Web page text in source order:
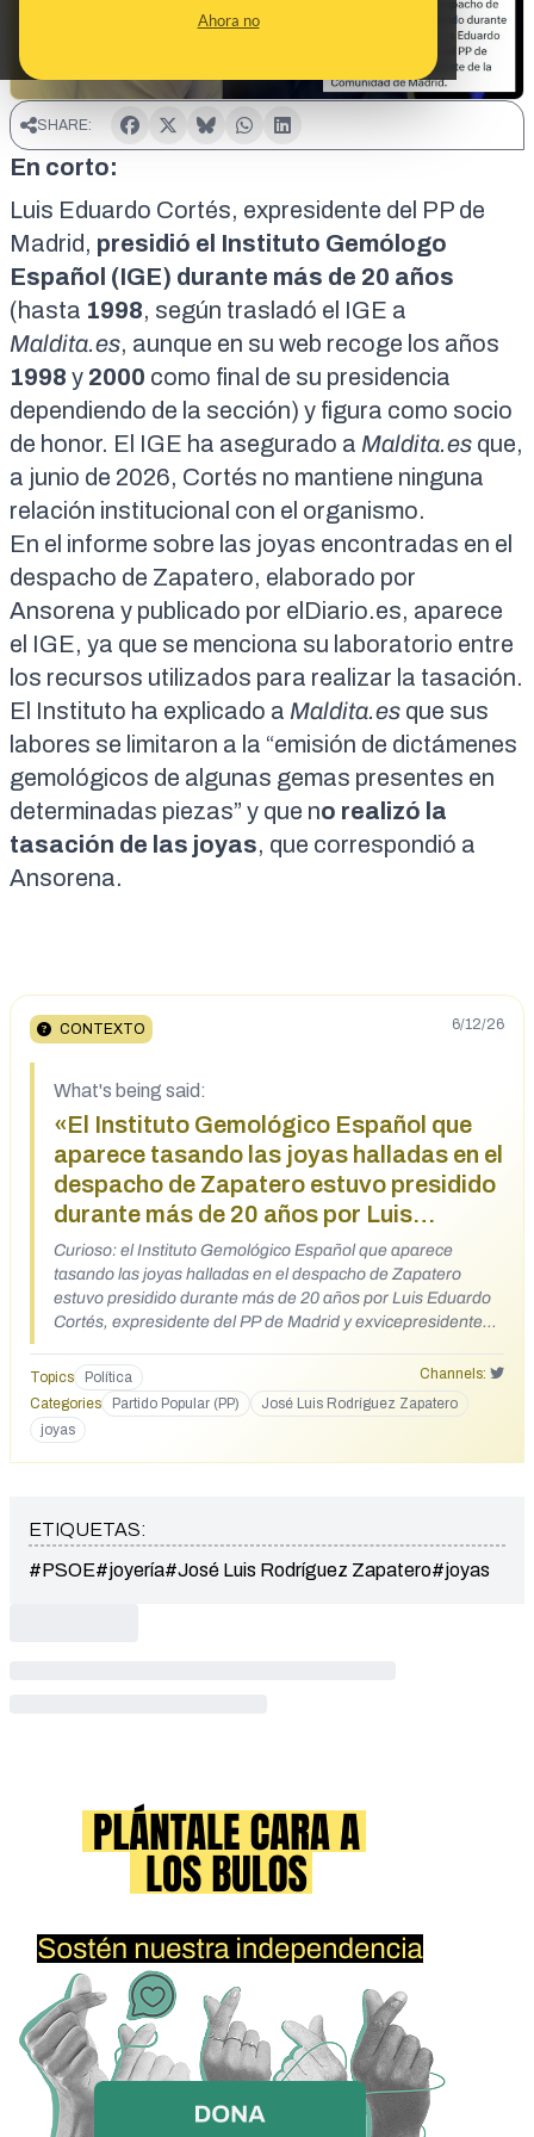
Ahora no
SHARE:
En corto:
Luis Eduardo Cortés, expresidente del PP de
Madrid, presidió el Instituto Gemólogo
Español (IGE) durante más de 20 años
(hasta 1998, según trasladó el IGE a
Maldita.es, aunque en su web recoge los años
1998 y 2000 como final de su presidencia
dependiendo de la sección) y figura como socio
de honor. El IGE ha asegurado a Maldita.es que,
a junio de 2026, Cortés no mantiene ninguna
relación institucional con el organismo.
En el informe sobre las joyas encontradas en el
despacho de Zapatero, elaborado por
Ansorena y publicado por elDiario.es, aparece
el IGE, ya que se menciona su laboratorio entre
los recursos utilizados para realizar la tasación.
El Instituto ha explicado a Maldita.es que sus
labores se limitaron a la “emisión de dictámenes
gemológicos de algunas gemas presentes en
determinadas piezas” y que no realizó la
tasación de las joyas, que correspondió a
Ansorena.
CONTEXTO 6/12/26
What's being said:
«El Instituto Gemológico Español que
aparece tasando las joyas halladas en el
despacho de Zapatero estuvo presidido
durante más de 20 años por Luis
Eduardo Cortés, expresidente del PP de
Madrid»
Curioso: el Instituto Gemológico Español que aparece
tasando las joyas halladas en el despacho de Zapatero
estuvo presidido durante más de 20 años por Luis Eduardo
Cortés, expresidente del PP de Madrid y exvicepresidente
https://x.com/Francis61553261/status/20653612954785261
92
Topics Política
Channels:
Categories
Partido Popular (PP)
José Luis Rodríguez Zapatero
joyas
ETIQUETAS:
#PSOE#joyería#José Luis Rodríguez Zapatero#joyas